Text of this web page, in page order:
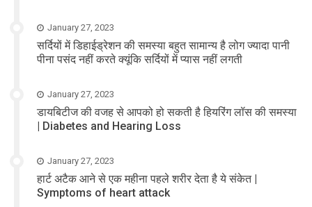
January 27, 2023
सर्दियों में डिहाईड्रेशन की समस्या बहुत सामान्य है लोग ज्यादा पानी
पीना पसंद नहीं करते क्यूंकि सर्दियों में प्यास नहीं लगती
January 27, 2023
डायबिटीज की वजह से आपको हो सकती है हियरिंग लॉस की समस्या
| Diabetes and Hearing Loss
January 27, 2023
हार्ट अटैक आने से एक महीना पहले शरीर देता है ये संकेत |
Symptoms of heart attack